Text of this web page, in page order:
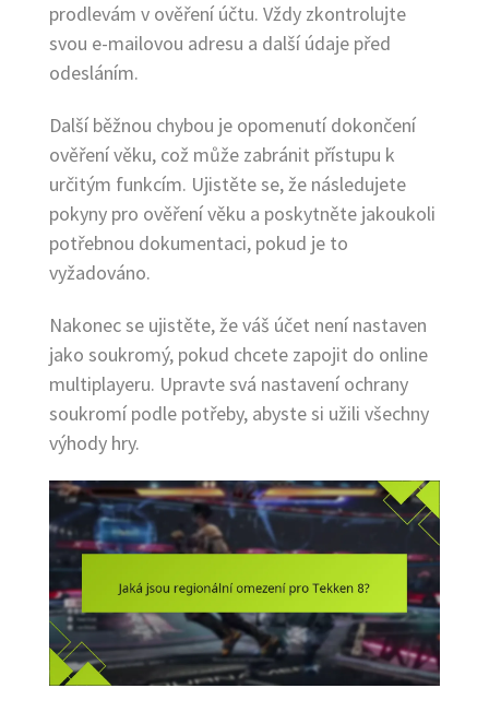
prodlevám v ověření účtu. Vždy zkontrolujte
svou e-mailovou adresu a další údaje před
odesláním.
Další běžnou chybou je opomenutí dokončení
ověření věku, což může zabránit přístupu k
určitým funkcím. Ujistěte se, že následujete
pokyny pro ověření věku a poskytněte jakoukoli
potřebnou dokumentaci, pokud je to
vyžadováno.
Nakonec se ujistěte, že váš účet není nastaven
jako soukromý, pokud chcete zapojit do online
multiplayeru. Upravte svá nastavení ochrany
soukromí podle potřeby, abyste si užili všechny
výhody hry.